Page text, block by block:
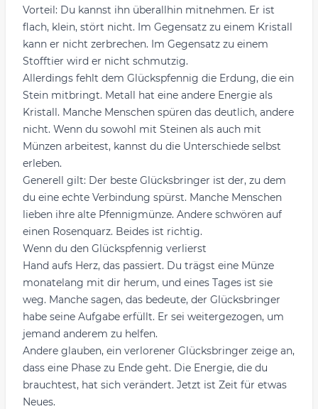
Vorteil: Du kannst ihn überallhin mitnehmen. Er ist
flach, klein, stört nicht. Im Gegensatz zu einem Kristall
kann er nicht zerbrechen. Im Gegensatz zu einem
Stofftier wird er nicht schmutzig.
Allerdings fehlt dem Glückspfennig die Erdung, die ein
Stein mitbringt. Metall hat eine andere Energie als
Kristall. Manche Menschen spüren das deutlich, andere
nicht. Wenn du sowohl mit Steinen als auch mit
Münzen arbeitest, kannst du die Unterschiede selbst
erleben.
Generell gilt: Der beste Glücksbringer ist der, zu dem
du eine echte Verbindung spürst. Manche Menschen
lieben ihre alte Pfennigmünze. Andere schwören auf
einen Rosenquarz. Beides ist richtig.
Wenn du den Glückspfennig verlierst
Hand aufs Herz, das passiert. Du trägst eine Münze
monatelang mit dir herum, und eines Tages ist sie
weg. Manche sagen, das bedeute, der Glücksbringer
habe seine Aufgabe erfüllt. Er sei weitergezogen, um
jemand anderem zu helfen.
Andere glauben, ein verlorener Glücksbringer zeige an,
dass eine Phase zu Ende geht. Die Energie, die du
brauchtest, hat sich verändert. Jetzt ist Zeit für etwas
Neues.